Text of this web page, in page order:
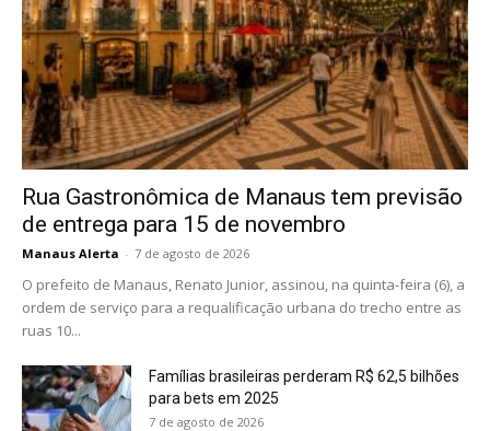
Rua Gastronômica de Manaus tem previsão
de entrega para 15 de novembro
Manaus Alerta - 7 de agosto de 2026
O prefeito de Manaus, Renato Junior, assinou, na quinta-feira (6), a
ordem de serviço para a requalificação urbana do trecho entre as
ruas 10...
Famílias brasileiras perderam R$ 62,5 bilhões
para bets em 2025
7 de agosto de 2026